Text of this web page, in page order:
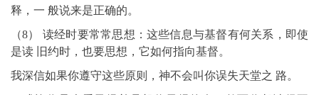
释，一 般说来是正确的。
（8） 读经时要常常思想：这些信息与基督有何关系，即使
是读 旧约时，也要思想，它如何指向基督。
我深信如果你遵守这些原则，神不会叫你误失天堂之 路。